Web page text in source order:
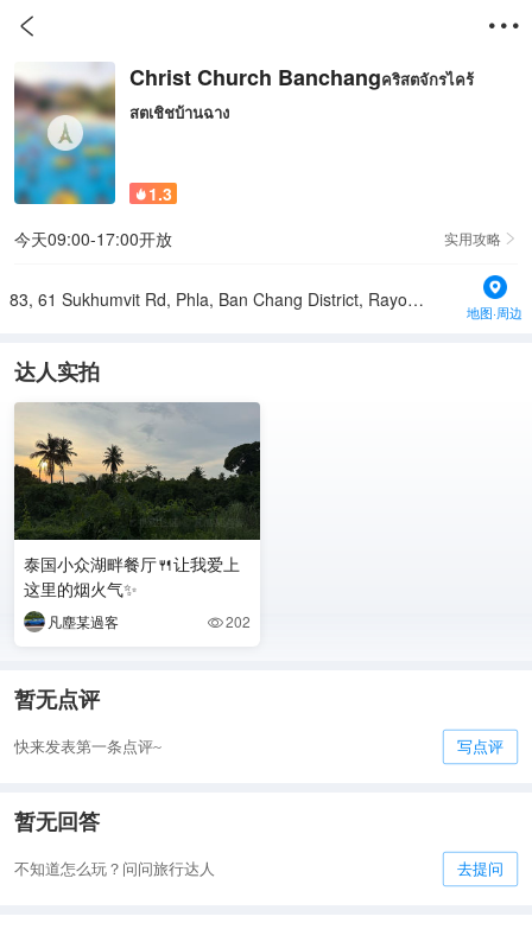
 
Christ Church Banchangคริสตจักรไคร้
สตเชิชบ้านฉาง
 1.3
今天09:00-17:00开放
实用攻略 
83, 61 Sukhumvit Rd, Phla, Ban Chang District, Rayong 21130, Thailand
地图·周边
达人实拍
泰国小众湖畔餐厅🍴让我爱上
这里的烟火气✨
凡塵某過客 202
暂无点评
快来发表第一条点评~ 写点评
暂无回答
不知道怎么玩？问问旅行达人 去提问